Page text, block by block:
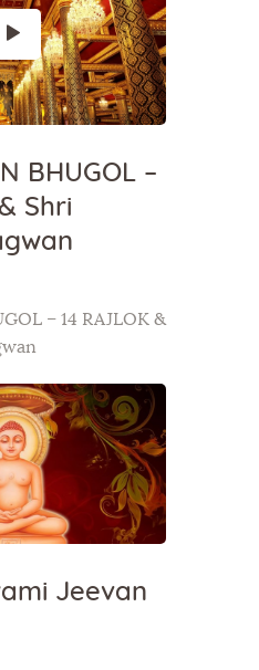
BHUGOL –
Shri
– 14 RAJLOK &
Jeevan